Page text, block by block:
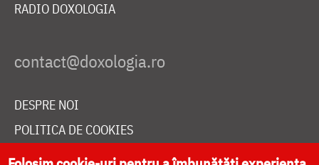
RADIO DOXOLOGIA
DESPRE NOI
POLITICA DE COOKIES
DONEAZĂ ONLINE PENTRU CATEDRALA NAȚIONALĂ